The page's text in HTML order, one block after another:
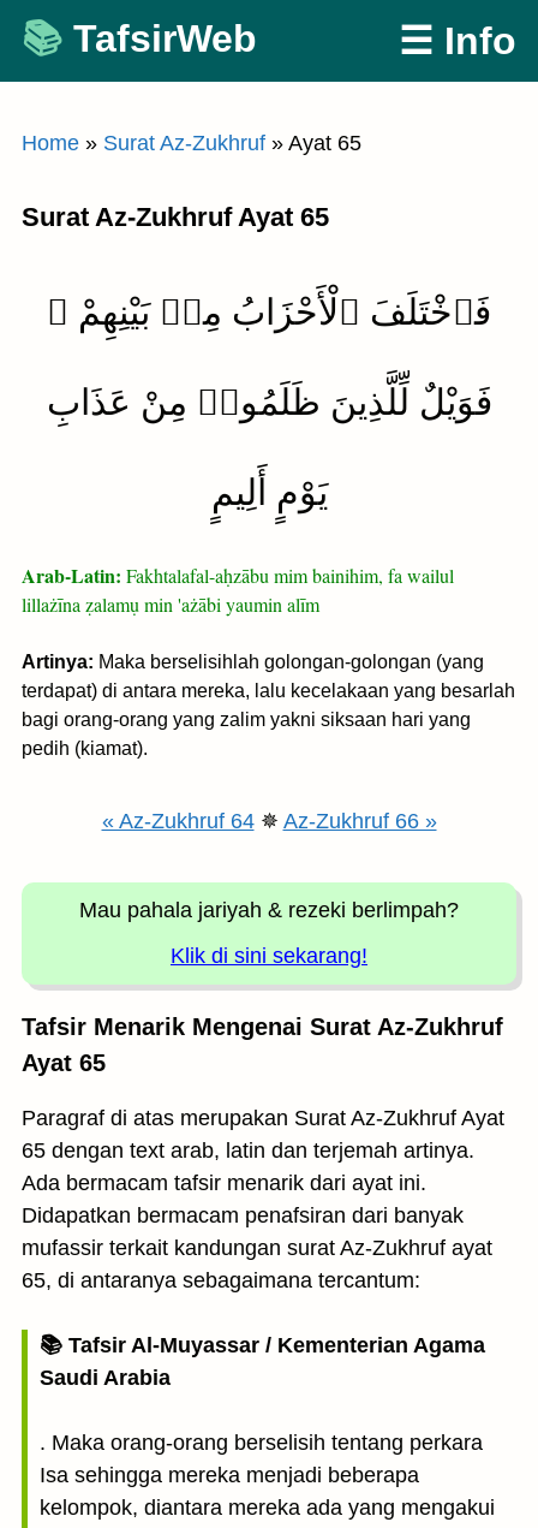
Skip
content
TafsirWeb ☰ Info
Home » Surat Az-Zukhruf » Ayat 65
Surat Az-Zukhruf Ayat 65
فَٱخْتَلَفَ ٱلْأَحْزَابُ مِنۢ بَيْنِهِمْ ۖ
فَوَيْلٌ لِّلَّذِينَ ظَلَمُوا۟ مِنْ عَذَابِ
يَوْمٍ أَلِيمٍ
Arab-Latin: Fakhtalafal-aḥzābu mim bainihim, fa wailul
lillażīna ẓalamụ min 'ażābi yaumin alīm
Artinya: Maka berselisihlah golongan-golongan (yang
terdapat) di antara mereka, lalu kecelakaan yang besarlah
bagi orang-orang yang zalim yakni siksaan hari yang
pedih (kiamat).
« Az-Zukhruf 64✵ Az-Zukhruf 66 »
Mau pahala jariyah & rezeki berlimpah?
Klik di sini sekarang!
Tafsir Menarik Mengenai Surat Az-Zukhruf
Ayat 65
Paragraf di atas merupakan Surat Az-Zukhruf Ayat
65 dengan text arab, latin dan terjemah artinya.
Ada bermacam tafsir menarik dari ayat ini.
Didapatkan bermacam penafsiran dari banyak
mufassir terkait kandungan surat Az-Zukhruf ayat
65, di antaranya sebagaimana tercantum:
📚 Tafsir Al-Muyassar / Kementerian Agama
Saudi Arabia
. Maka orang-orang berselisih tentang perkara
Isa sehingga mereka menjadi beberapa
kelompok, diantara mereka ada yang mengakui